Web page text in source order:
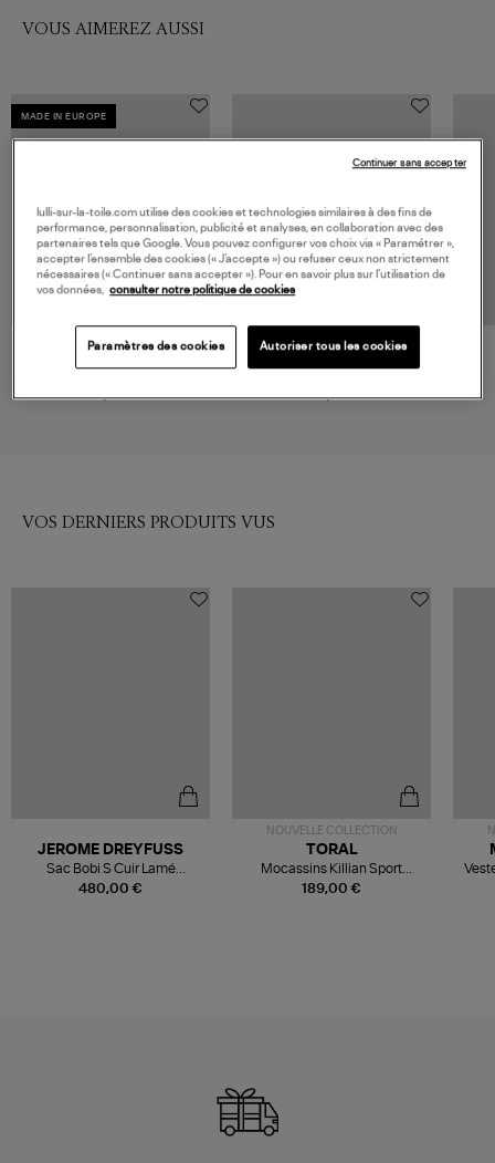
VOUS AIMEREZ AUSSI
MADE IN EUROPE
159,00 €
325,00 €
VOS DERNIERS PRODUITS VUS
480,00 €
JEROME DREYFUSS
Sac Bobi S Cuir Lamé
Champagne
NOUVELLE COLLECTION
189,00 €
TORAL
Mocassins Killian Sport
Mousse
lulli-sur-la-toile.com utilise des cookies et technologies similaires à des fins de
performance, personnalisation, publicité et analyses, en collaboration avec des
partenaires tels que Google. Vous pouvez configurer vos choix via « Paramétrer »,
accepter l’ensemble des cookies (« J’accepte ») ou refuser ceux non strictement
nécessaires (« Continuer sans accepter »). Pour en savoir plus sur l’utilisation de
vos données, consulter notre politique de cookies
Paramètres des cookies Autoriser tous les cookies
Continuer sans accepter